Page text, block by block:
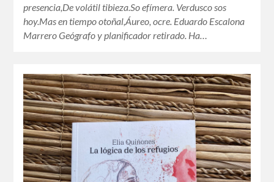
presencia,De volátil tibieza.So efímera. Verdusco sos
hoy.Mas en tiempo otoñal,Áureo, ocre. Eduardo Escalona
Marrero Geógrafo y planificador retirado. Ha…